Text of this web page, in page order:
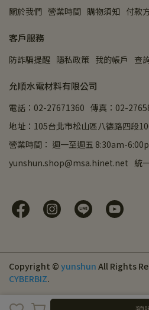
關於我們 營業時間 購物須知 付款
客戶服務
防詐騙提醒 隱私政策 我的帳戶 查
允順水電材料有限公司
電話：02-27671360 傳真：02-
地址：105台北市松山區八德路四段
營業時間： 週一至週五 8:30am-
yunshun.shop@msa.hinet.net 統
Copyright © yunshun All Rights
CYBERBIZ.